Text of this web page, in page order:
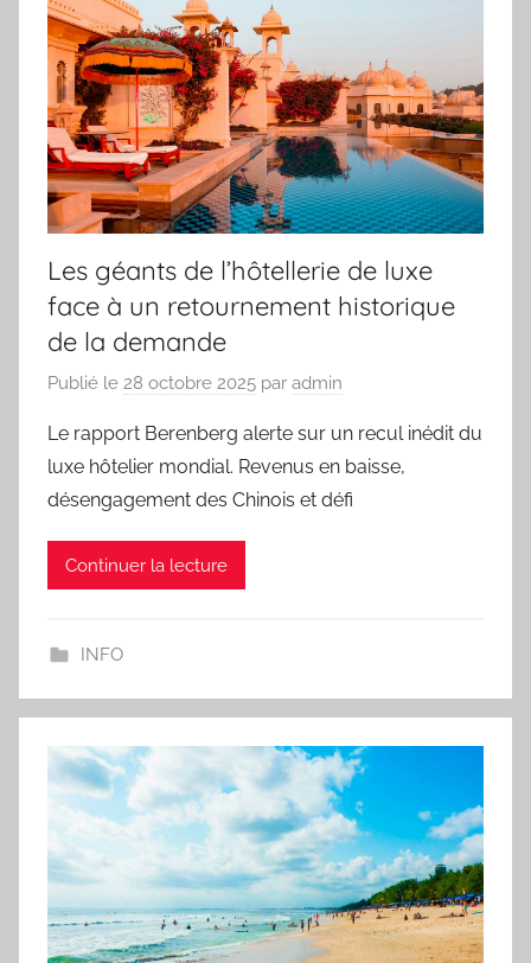
Les géants de l’hôtellerie de luxe
face à un retournement historique
de la demande
Publié le 28 octobre 2025 par admin
Le rapport Berenberg alerte sur un recul inédit du
luxe hôtelier mondial. Revenus en baisse,
désengagement des Chinois et défi
Continuer la lecture
INFO